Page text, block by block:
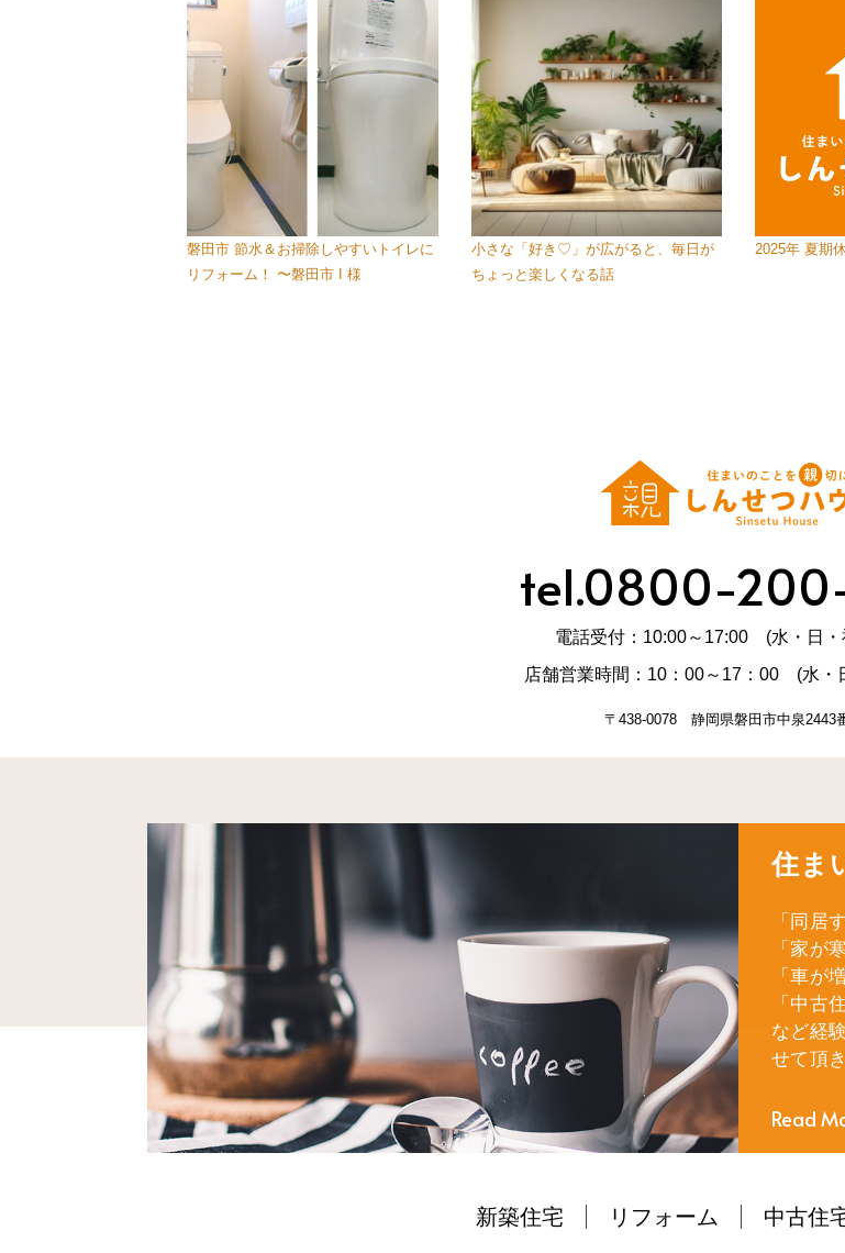
磐田市 節水＆お掃除しやすいトイレに
リフォーム！ 〜磐田市 I 様
小さな「好き♡」が広がると、毎日が
ちょっと楽しくなる話
2025年 夏期
tel.0800-
電話受付：10:00～17:00 (水・日・
店舗営業時間：10：00～17：00 (水・
〒438-0078 静岡県磐田市中泉2443
住ま
「同居
「家が
「車が
「中古
など経
せて頂
Read
新築住宅 リフォーム 中古住